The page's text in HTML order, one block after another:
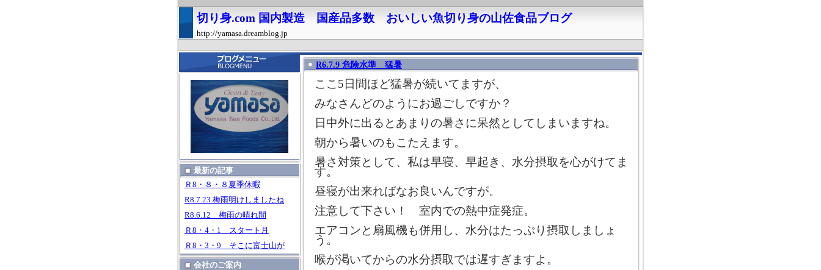
切り身.com 国内製造 国産品多数 おいしい魚切り身の山佐食品ブログ
http://yamasa.dreamblog.jp
最新の記事
Ｒ8・８・８夏季休暇
R8.7.23 梅雨明けしましたね
R8.6.12 梅雨の晴れ間
Ｒ8・4・1 スタート月
Ｒ8・3・9 そこに富士山が
会社のご案内
R6.7.9 危険水準 猛暑
ここ5日間ほど猛暑が続いてますが、
みなさんどのようにお過ごしですか？
日中外に出るとあまりの暑さに呆然としてしまいますね。
朝から暑いのもこたえます。
暑さ対策として、私は早寝、早起き、水分摂取を心がけてま
す。
昼寝が出来ればなお良いんですが。
注意して下さい！ 室内での熱中症発症。
エアコンと扇風機も併用し、水分はたっぷり摂取しましょ
う。
喉が渇いてからの水分摂取では遅すぎますよ。